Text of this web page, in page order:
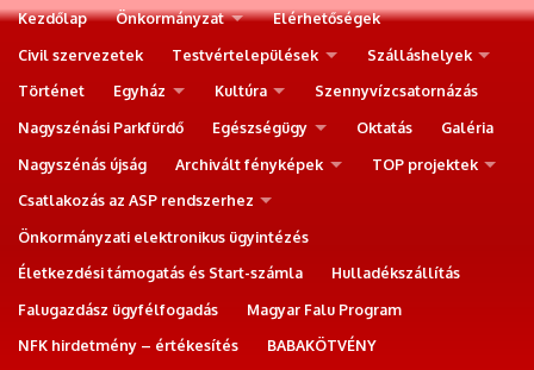
Kezdőlap Önkormányzat
Elérhetőségek
Civil szervezetek
Testvértelepülések
Szálláshelyek
Történet
Egyház Kultúra
Szennyvízcsatornázás
Nagyszénási Parkfürdő
Egészségügy Oktatás
Galéria
Nagyszénás újság
Archivált fényképek
TOP projektek
Csatlakozás az ASP rendszerhez
Önkormányzati elektronikus ügyintézés
Életkezdési támogatás és Start-számla
Hulladékszállítás
Falugazdász ügyfélfogadás
Magyar Falu Program
NFK hirdetmény – értékesítés
BABAKÖTVÉNY